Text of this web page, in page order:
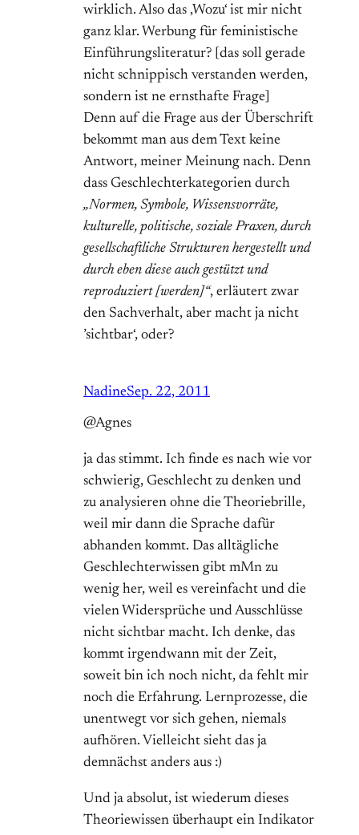
wirklich. Also das ‚Wozu‘ ist mir nicht
ganz klar. Werbung für feministische
Einführungsliteratur? [das soll gerade
nicht schnippisch verstanden werden,
sondern ist ne ernsthafte Frage]
Denn auf die Frage aus der Überschrift
bekommt man aus dem Text keine
Antwort, meiner Meinung nach. Denn
dass Geschlechterkategorien durch
„Normen, Symbole, Wissensvorräte,
kulturelle, politische, soziale Praxen, durch
gesellschaftliche Strukturen hergestellt und
durch eben diese auch gestützt und
reproduziert [werden]“, erläutert zwar
den Sachverhalt, aber macht ja nicht
’sichtbar‘, oder?
NadineSep. 22, 2011
@Agnes
ja das stimmt. Ich finde es nach wie vor
schwierig, Geschlecht zu denken und
zu analysieren ohne die Theoriebrille,
weil mir dann die Sprache dafür
abhanden kommt. Das alltägliche
Geschlechterwissen gibt mMn zu
wenig her, weil es vereinfacht und die
vielen Widersprüche und Ausschlüsse
nicht sichtbar macht. Ich denke, das
kommt irgendwann mit der Zeit,
soweit bin ich noch nicht, da fehlt mir
noch die Erfahrung. Lernprozesse, die
unentwegt vor sich gehen, niemals
aufhören. Vielleicht sieht das ja
demnächst anders aus :)
Und ja absolut, ist wiederum dieses
Theoriewissen überhaupt ein Indikator